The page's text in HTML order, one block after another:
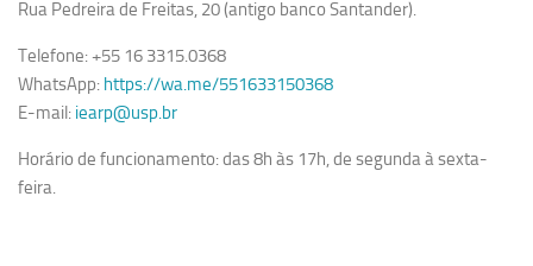
Rua Pedreira de Freitas, 20 (antigo banco Santander).
Telefone: +55 16 3315.0368
WhatsApp: https://wa.me/551633150368
E-mail: iearp@usp.br
Horário de funcionamento: das 8h às 17h, de segunda à sexta-
feira.